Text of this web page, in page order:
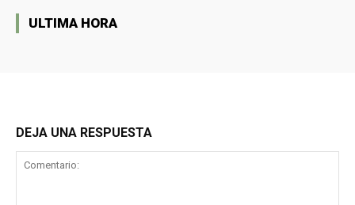
ULTIMA HORA
DEJA UNA RESPUESTA